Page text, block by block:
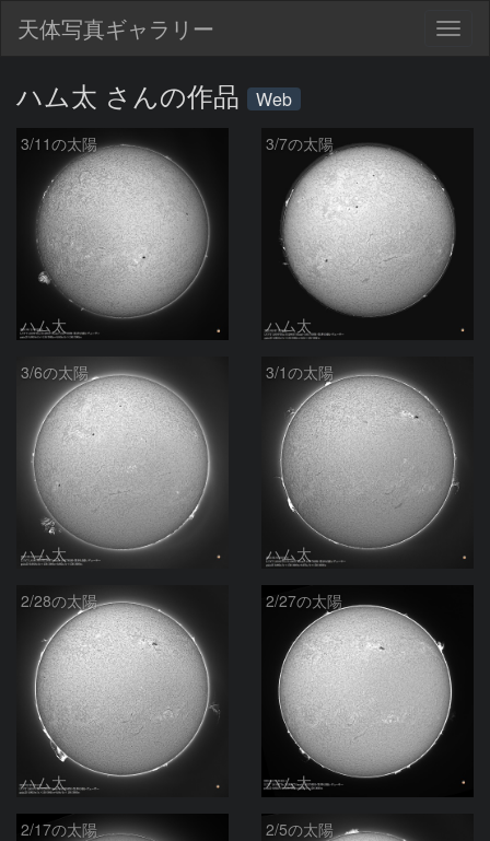
天体写真ギャラリー
ハム太 さんの作品 Web
3/11の太陽
ハム太
3/7の太陽
ハム太
3/6の太陽
ハム太
3/1の太陽
ハム太
2/28の太陽
ハム太
2/27の太陽
ハム太
2/17の太陽 2/5の太陽